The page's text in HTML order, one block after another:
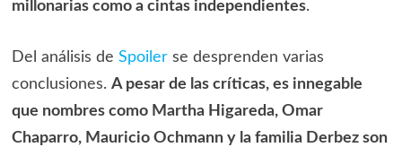
millonarias como a cintas independientes.
Del análisis de Spoilerse desprenden varias
conclusiones. A pesar de las críticas, es innegable
que nombres como Martha Higareda, Omar
Chaparro, Mauricio Ochmann y la familia Derbez son